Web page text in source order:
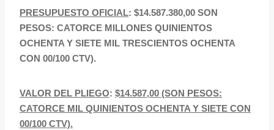
PRESUPUESTO OFICIAL: $14.587.380,00 SON
PESOS: CATORCE MILLONES QUINIENTOS
OCHENTA Y SIETE MIL TRESCIENTOS OCHENTA
CON 00/100 CTV).
VALOR DEL PLIEGO: $14.587,00 (SON PESOS:
CATORCE MIL QUINIENTOS OCHENTA Y SIETE CON
00/100 CTV).